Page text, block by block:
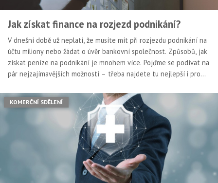
Jak získat finance na rozjezd podnikání?
V dnešní době už neplatí, že musíte mít při rozjezdu podnikání na
účtu miliony nebo žádat o úvěr bankovní společnost. Způsobů, jak
získat peníze na podnikání je mnohem více. Pojďme se podívat na
pár nejzajímavějších možností – třeba najdete tu nejlepší i pro
KOMERČNÍ SDĚLENÍ